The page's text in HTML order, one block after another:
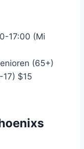
17:00 (Mi
(65+)
$15